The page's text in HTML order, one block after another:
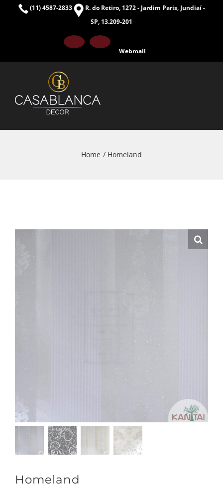
(11) 4587-2833
R. do Retiro, 1272 - Jardim Paris, Jundiaí -
SP, 13.209-201
FacebookInstagram
Webmail
Home Homeland
Homeland